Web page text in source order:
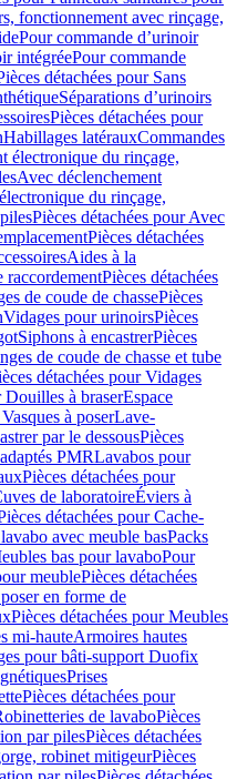
fonctionnement avec rinçage,
Pour commande d’urinoir
intégréePour commande
détachées pour Sans
Séparations d’urinoirs
Pièces détachées pour
Habillages latérauxCommandes
électronique du rinçage,
Avec déclenchement
du rinçage,
Pièces détachées pour Avec
Pièces détachées
Aides à la
raccordementPièces détachées
de coude de chassePièces
Vidages pour urinoirsPièces
Siphons à encastrerPièces
de coude de chasse et tube
détachées pour Vidages
Douilles à braserEspace
à poserLave-
par le dessousPièces
PMRLavabos pour
Pièces détachées pour
de laboratoireÉviers à
détachées pour Cache-
avec meuble basPacks
bas pour lavaboPour
meublePièces détachées
en forme de
Pièces détachées pour Meubles
mi-hauteArmoires hautes
pour bâti-support Duofix
Prises
Pièces détachées pour
de lavaboPièces
par pilesPièces détachées
robinet mitigeurPièces